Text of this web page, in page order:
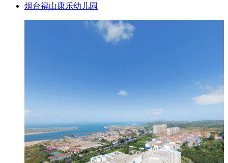
烟台福山康乐幼儿园